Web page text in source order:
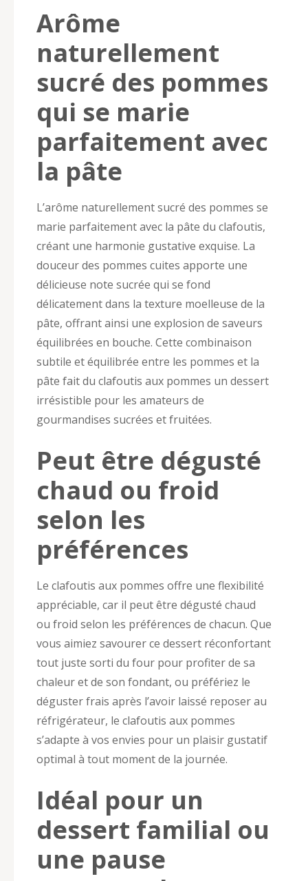
Arôme
naturellement
sucré des pommes
qui se marie
parfaitement avec
la pâte
L’arôme naturellement sucré des pommes se
marie parfaitement avec la pâte du clafoutis,
créant une harmonie gustative exquise. La
douceur des pommes cuites apporte une
délicieuse note sucrée qui se fond
délicatement dans la texture moelleuse de la
pâte, offrant ainsi une explosion de saveurs
équilibrées en bouche. Cette combinaison
subtile et équilibrée entre les pommes et la
pâte fait du clafoutis aux pommes un dessert
irrésistible pour les amateurs de
gourmandises sucrées et fruitées.
Peut être dégusté
chaud ou froid
selon les
préférences
Le clafoutis aux pommes offre une flexibilité
appréciable, car il peut être dégusté chaud
ou froid selon les préférences de chacun. Que
vous aimiez savourer ce dessert réconfortant
tout juste sorti du four pour profiter de sa
chaleur et de son fondant, ou préfériez le
déguster frais après l’avoir laissé reposer au
réfrigérateur, le clafoutis aux pommes
s’adapte à vos envies pour un plaisir gustatif
optimal à tout moment de la journée.
Idéal pour un
dessert familial ou
une pause